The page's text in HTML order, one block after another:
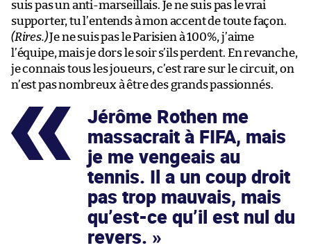
suis pas un anti-marseillais. Je ne suis pas le vrai
supporter, tu l’entends à mon accent de toute façon.
(Rires.)Je ne suis pas le Parisien à 100%, j’aime
l’équipe, mais je dors le soir s’ils perdent. En revanche,
je connais tous les joueurs, c’est rare sur le circuit, on
n’est pas nombreux à être des grands passionnés.
Jérôme Rothen me
massacrait à FIFA, mais
je me vengeais au
tennis. Il a un coup droit
pas trop mauvais, mais
qu’est-ce qu’il est nul du
revers.